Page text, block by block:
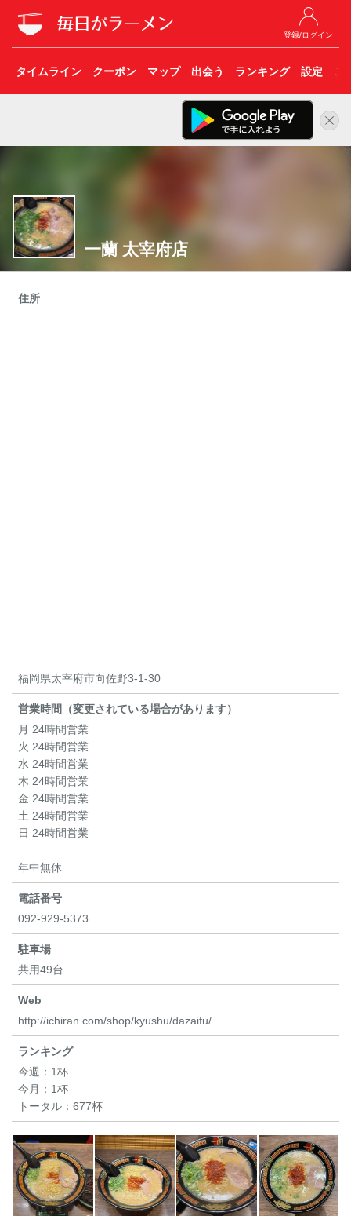
登録/ログイン
タイムライン クーポン マップ 出会う ランキング 設定 こ
一蘭 太宰府店
住所
福岡県太宰府市向佐野3-1-30
営業時間（変更されている場合があります）
月 24時間営業
火 24時間営業
水 24時間営業
木 24時間営業
金 24時間営業
土 24時間営業
日 24時間営業
年中無休
電話番号
092-929-5373
駐車場
共用49台
Web
http://ichiran.com/shop/kyushu/dazaifu/
ランキング
今週： 1杯
今月： 1杯
トータル： 677杯